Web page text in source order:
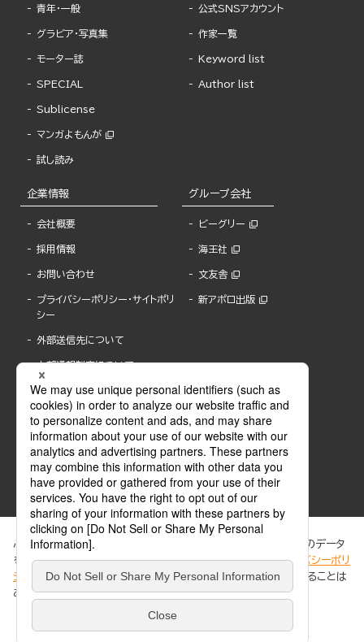
青年・一般
グラビア・写真集
モーター誌
SPECIAL
Sublicense
マンガよもんが
試し読み
公式SNSアカウント
作家一覧
Keyword list
Author list
企業情報
会社概要
採用情報
お問い合わせ
プライバシーポリシー・サイトポリ
シー
外部送信先について
内部通報制度について
グループ会社
ビーグリー
海王社
文友舎
新アポロ出版
ABJマークは、この電子書店・電子書籍配信サービスが、著作権者からコンテンツ使用許諾を
得た正規版配信サービスであることを示す登録商標(登録番号 第6091713号)です。
ABJマークの詳細、ABJマークを掲示しているサービスの一覧はこちら。
ぶんか社が運営するサイトでは、利便性向上のためにCookie等のデータ
を使用しています。 当社のCookieについての詳細は、「プライバシーポリ
シー
」をご覧ください。当サイトでは、訪問者の個人情報を追跡することは
ありません。